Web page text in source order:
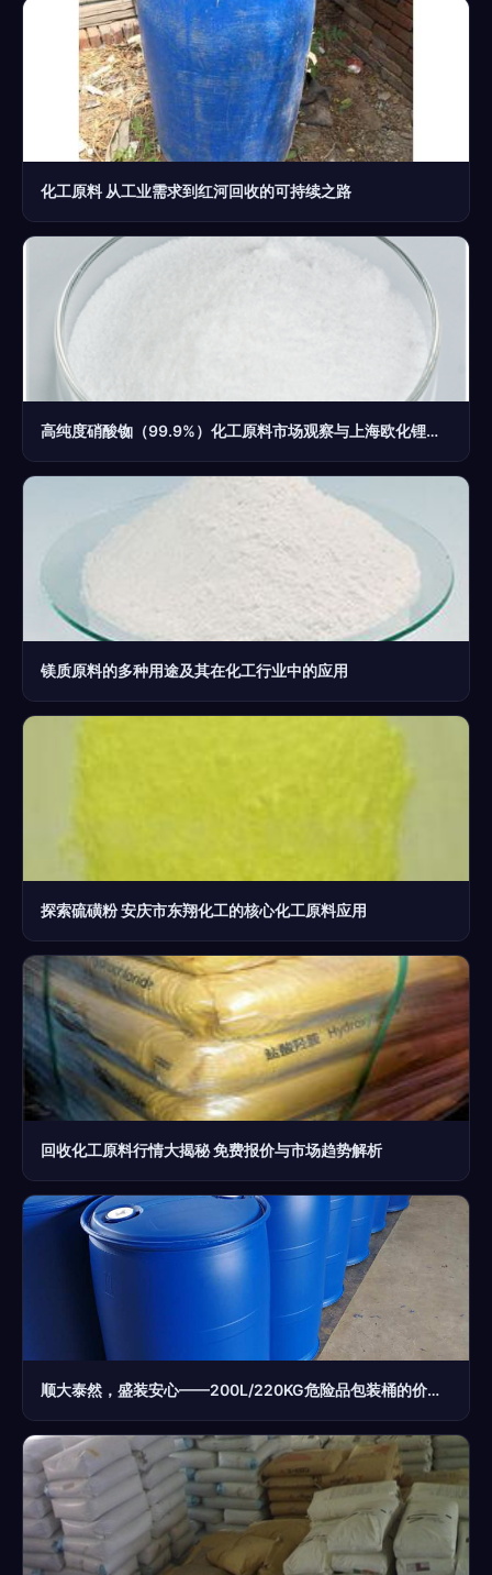
化工原料 从工业需求到红河回收的可持续之路
高纯度硝酸铷（99.9%）化工原料市场观察与上海欧化锂业价格分析
镁质原料的多种用途及其在化工行业中的应用
探索硫磺粉 安庆市东翔化工的核心化工原料应用
回收化工原料行情大揭秘 免费报价与市场趋势解析
顺大泰然，盛装安心——200L/220KG危险品包装桶的价值解析